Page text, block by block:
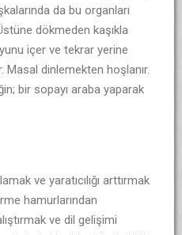
da bu organları
dökmeden kaşıkla
içer ve tekrar yerine
Masal dinlemekten hoşlanır.
bir sopayı araba yaparak
ve yaratıcılığı arttırmak
hamurlarından
ve dil gelişimi